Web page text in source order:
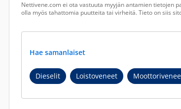
Nettivene.com ei ota vastuuta myyjän antamien tietojen
olla myös tahattomia puutteita tai virheitä. Tieto on siis
Hae samanlaiset
Dieselit Loistoveneet